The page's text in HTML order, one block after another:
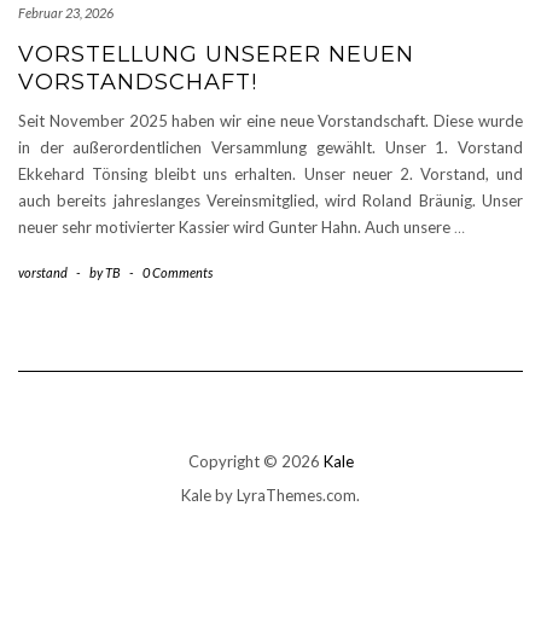
Februar 23, 2026
VORSTELLUNG UNSERER NEUEN
VORSTANDSCHAFT!
Seit November 2025 haben wir eine neue Vorstandschaft. Diese wurde
in der außerordentlichen Versammlung gewählt. Unser 1. Vorstand
Ekkehard Tönsing bleibt uns erhalten. Unser neuer 2. Vorstand, und
auch bereits jahreslanges Vereinsmitglied, wird Roland Bräunig. Unser
neuer sehr motivierter Kassier wird Gunter Hahn. Auch unsere …
vorstand - byTB - 0 Comments
Copyright © 2026 Kale
Kaleby LyraThemes.com.